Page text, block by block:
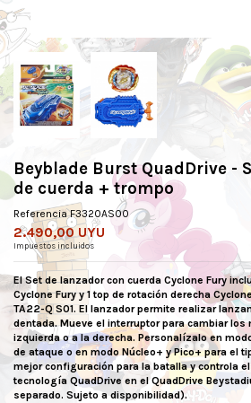
Beyblade Burst QuadDrive -
de cuerda + trompo
Referencia F3320AS00
2.490,00 UYU
Impuestos incluidos
El Set de lanzador con cuerda Cyclone Fury
Cyclone Fury y 1 top de rotación derecha
TA22-Q S01. El lanzador permite realizar
dentada. Mueve el interruptor para cambiar los
izquierda o a la derecha. Personalízalo en
de ataque o en modo Núcleo+ y Pico+ para el
mejor configuración para la batalla y controla
tecnología QuadDrive en el QuadDrive
separado. Sujeto a disponibilidad).